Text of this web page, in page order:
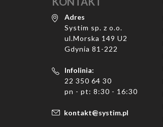
Adres
Systim sp. z o.o.
ul.Morska 149 U2
Gdynia 81-222
Infolinia:
22 350 64 30
pn - pt: 8:30 - 16:30
kontakt@systim.pl